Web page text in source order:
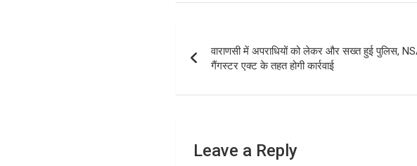
navigation
वाराणसी में अपराधियों को लेकर और सख्त हुई पुलिस,
गैंगस्टर एक्ट के तहत होगी कार्रवाई
Leave a Reply